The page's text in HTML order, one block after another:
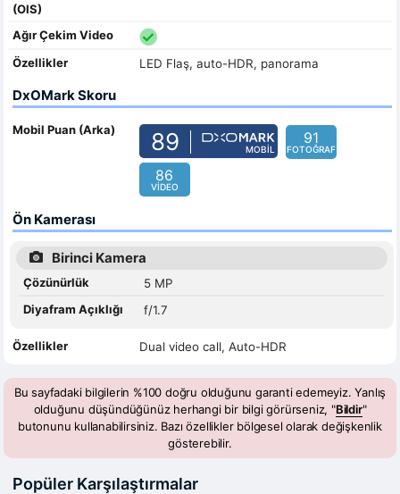
(OIS)
Ağır Çekim Video
Özellikler
LED Flaş, auto-HDR, panorama
DxOMark Skoru
Mobil Puan (Arka) 89 MOBIL
91
FOTOĞRAF
86
VIDEO
Ön Kamerası
Birinci Kamera
Çözünürlük
5 MP
Diyafram Açıklığı
f/1.7
Özellikler Dual video call, Auto-HDR
Bu sayfadaki bilgilerin %100 doğru olduğunu garanti edemeyiz. Yanlış
olduğunu düşündüğünüz herhangi bir bilgi görürseniz, "Bildir"
butonunu kullanabilirsiniz. Bazı özellikler bölgesel olarak değişkenlik
gösterebilir.
Popüler Karşılaştırmalar